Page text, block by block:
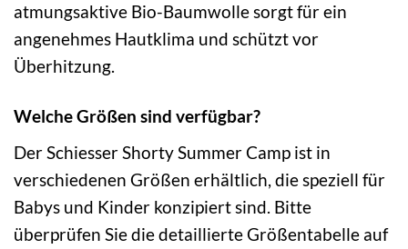
atmungsaktive Bio-Baumwolle sorgt für ein
angenehmes Hautklima und schützt vor
Überhitzung.
Welche Größen sind verfügbar?
Der Schiesser Shorty Summer Camp ist in
verschiedenen Größen erhältlich, die speziell für
Babys und Kinder konzipiert sind. Bitte
überprüfen Sie die detaillierte Größentabelle auf